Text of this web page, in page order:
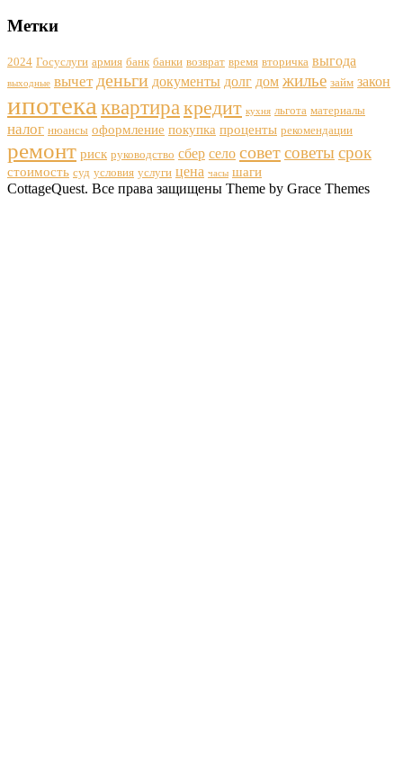
Метки
2024 Госуслуги армия банк банки возврат время вторичка выгода
выходные вычет деньги документы долг дом жилье займ закон
ипотека квартира кредит кухня льгота материалы
налог нюансы оформление покупка проценты рекомендации
ремонт риск руководство сбер село советсоветысрок
стоимость суд условия услуги цена часы шаги
CottageQuest. Все права защищены Theme by Grace Themes